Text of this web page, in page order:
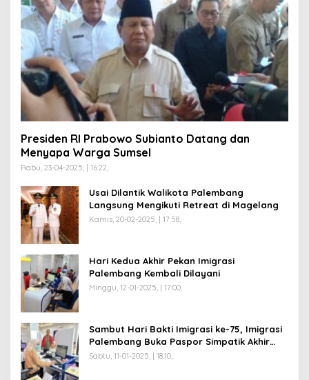
Presiden RI Prabowo Subianto Datang dan
Menyapa Warga Sumsel
Rabu, 23-04-2025, | 16:22,
Usai Dilantik Walikota Palembang
Langsung Mengikuti Retreat di Magelang
Kamis, 20-02-2025, | 17:58,
Hari Kedua Akhir Pekan Imigrasi
Palembang Kembali Dilayani
Minggu, 12-01-2025, | 17:00,
Sambut Hari Bakti Imigrasi ke-75, Imigrasi
Palembang Buka Paspor Simpatik Akhir
Pekan
Sabtu, 11-01-2025, | 18:10,